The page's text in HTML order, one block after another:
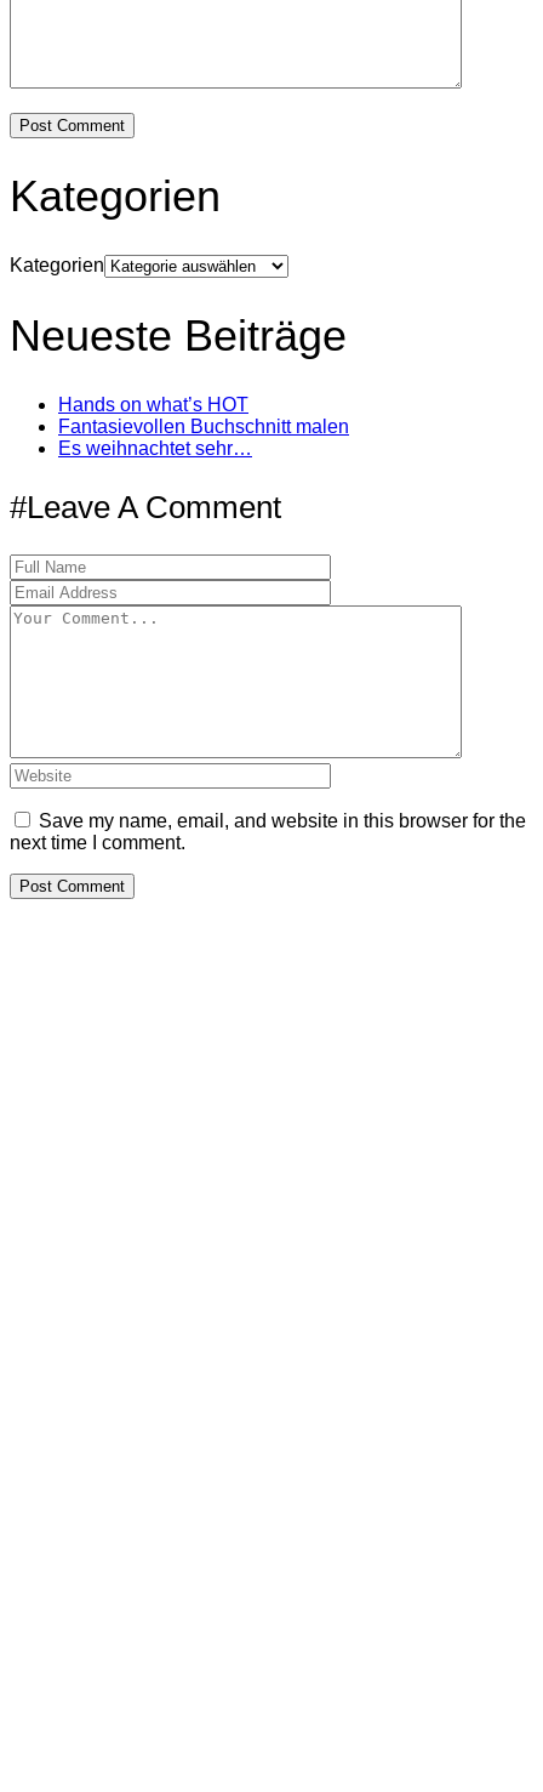
Kategorien
Kategorien
Neueste Beiträge
Hands on what’s HOT
Fantasievollen Buchschnitt malen
Es weihnachtet sehr…
#Leave A Comment
Save my name, email, and website in this browser for the
next time I comment.